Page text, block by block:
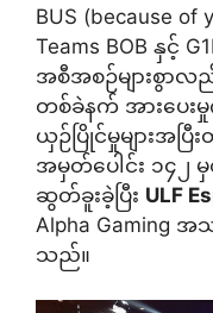
BUS (because of
Teams BOB နှင့်
အစီအစဉ်များစွာလ
တစ်ခဲနက် အားပေ
ယှဉ်ပြိုင်မှုများအပ
အမှတ်ပေါင်း ၁၄၂
ဆွတ်ခူးခဲ့ပြီး ULF
Alpha Gaming
သည်။